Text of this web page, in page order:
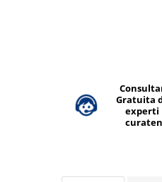
Detergenti toaleta, grup
Gratuita
experti